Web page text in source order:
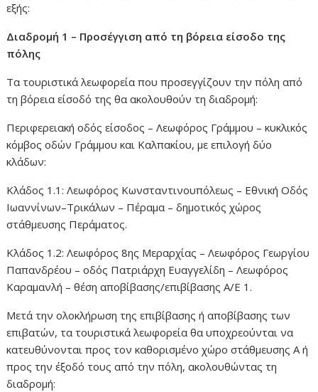
εξής:
Διαδρομή 1 – Προσέγγιση από τη βόρεια είσοδο της
πόλης
Τα τουριστικά λεωφορεία που προσεγγίζουν την πόλη από
τη βόρεια είσοδό της θα ακολουθούν τη διαδρομή:
Περιφερειακή οδός είσοδος – Λεωφόρος Γράμμου – κυκλικός
κόμβος οδών Γράμμου και Καλπακίου, με επιλογή δύο
κλάδων:
Κλάδος 1.1: Λεωφόρος Κωνσταντινουπόλεως – Εθνική Οδός
Ιωαννίνων–Τρικάλων – Πέραμα – δημοτικός χώρος
στάθμευσης Περάματος.
Κλάδος 1.2: Λεωφόρος 8ης Μεραρχίας – Λεωφόρος Γεωργίου
Παπανδρέου – οδός Πατριάρχη Ευαγγελίδη – Λεωφόρος
Καραμανλή – θέση αποβίβασης/επιβίβασης Α/Ε 1.
Μετά την ολοκλήρωση της επιβίβασης ή αποβίβασης των
επιβατών, τα τουριστικά λεωφορεία θα υποχρεούνται να
κατευθύνονται προς τον καθορισμένο χώρο στάθμευσης Α ή
προς την έξοδό τους από την πόλη, ακολουθώντας τη
διαδρομή: